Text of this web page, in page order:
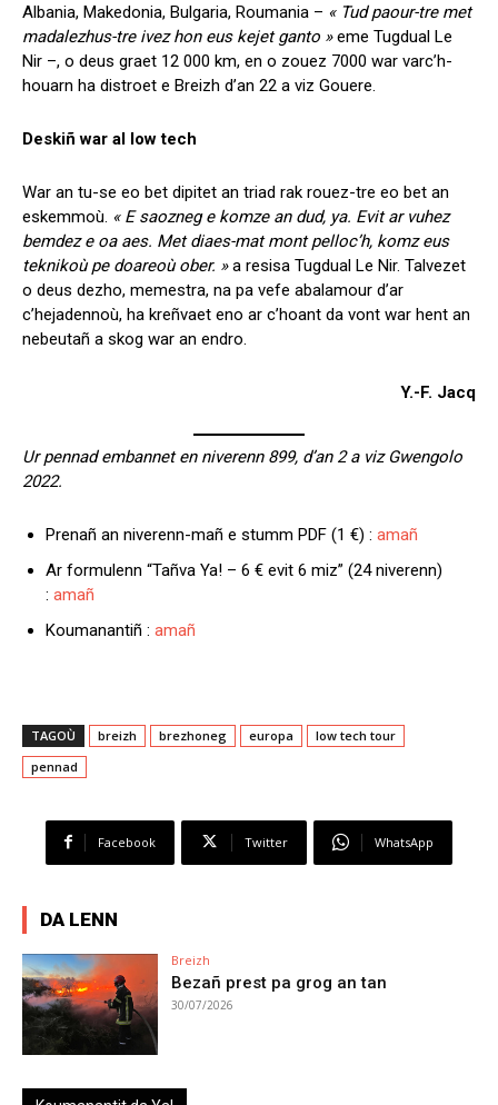
Albania, Makedonia, Bulgaria, Roumania – « Tud paour-tre met
madalezhus-tre ivez hon eus kejet ganto »eme Tugdual Le
Nir –, o deus graet 12 000 km, en o zouez 7000 war varc’h-
houarn ha distroet e Breizh d’an 22 a viz Gouere.
Deskiñ war al low tech
War an tu-se eo bet dipitet an triad rak rouez-tre eo bet an
eskemmoù. « E saozneg e komze an dud, ya. Evit ar vuhez
bemdez e oa aes. Met diaes-mat mont pelloc’h, komz eus
teknikoù pe doareoù ober. »a resisa Tugdual Le Nir. Talvezet
o deus dezho, memestra, na pa vefe abalamour d’ar
c’hejadennoù, ha kreñvaet eno ar c’hoant da vont war hent an
nebeutañ a skog war an endro.
Y.-F. Jacq
Ur pennad embannet en niverenn 899, d’an 2 a viz Gwengolo
2022.
Prenañ an niverenn-mañ e stumm PDF (1 €) : amañ
Ar formulenn “Tañva Ya! – 6 € evit 6 miz” (24 niverenn)
: amañ
Koumanantiñ : amañ
TAGOÙ breizh brezhoneg europa
low tech tour
pennad
Facebook Twitter WhatsApp
DA LENN
Breizh
Bezañ prest pa grog an tan
30/07/2026